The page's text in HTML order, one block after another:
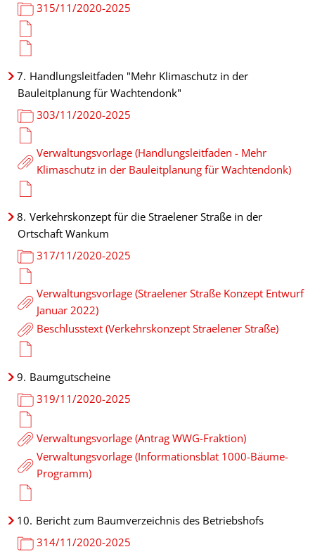
315/11/2020-2025
7. Handlungsleitfaden "Mehr Klimaschutz in der
Bauleitplanung für Wachtendonk"
303/11/2020-2025
Verwaltungsvorlage (Handlungsleitfaden - Mehr
Klimaschutz in der Bauleitplanung für Wachtendonk)
8. Verkehrskonzept für die Straelener Straße in der
Ortschaft Wankum
317/11/2020-2025
Verwaltungsvorlage (Straelener Straße Konzept Entwurf
Januar 2022)
Beschlusstext (Verkehrskonzept Straelener Straße)
9. Baumgutscheine
319/11/2020-2025
Verwaltungsvorlage (Antrag WWG-Fraktion)
Verwaltungsvorlage (Informationsblat 1000-Bäume-
Programm)
10. Bericht zum Baumverzeichnis des Betriebshofs
314/11/2020-2025